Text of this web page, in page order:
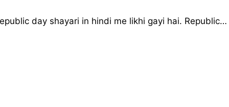
day shayari in hindi me likhi gayi hai. Republic…